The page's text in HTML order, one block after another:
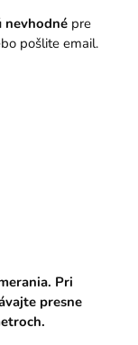
nevhodné pre
pošlite email.
Pri
presne